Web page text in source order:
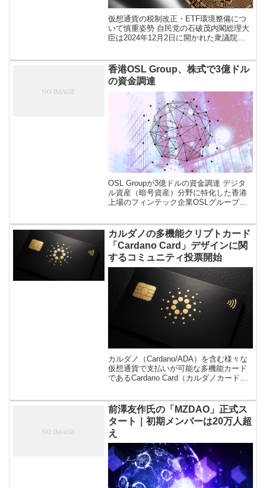
仮想通貨の税制改正・ETF環境整備につ
いて慎重姿勢 自民党の石破茂内閣総理大
臣は2024年12月2日に開かれた衆議院本
貨をETF（上場投資信託）の […]
香港OSL Group、株式で3億ドル
の資金調達
OSL Groupが3億ドルの資金調達 デジタ
ル資産（暗号資産）分野に特化した香港
上場のフィンテック企業OSLグループ
が完了したと7月2 […]
カルダノの多機能クリプトカード
「Cardano Card」デザインに関
するコミュニティ投票開始
カルダノ（Cardano/ADA）を含む様々な
仮想通貨で支払いが可能な多機能カード
であるCardano Card（カルダノカード）
ました。
前澤友作氏の「MZDAO」正式ス
タート｜初期メンバーは20万人超
え